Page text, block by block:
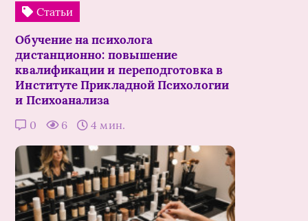
Статьи
Обучение на психолога
дистанционно: повышение
квалификации и переподготовка в
Институте Прикладной Психологии
и Психоанализа
0 6 4 мин.